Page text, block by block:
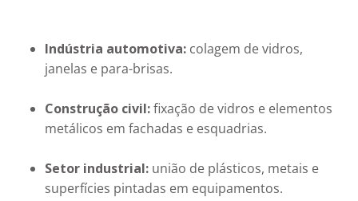
Indústria automotiva: colagem de vidros,
janelas e para-brisas.
Construção civil: fixação de vidros e elementos
metálicos em fachadas e esquadrias.
Setor industrial: união de plásticos, metais e
superfícies pintadas em equipamentos.